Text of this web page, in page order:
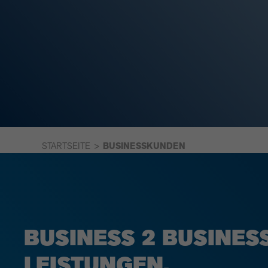
STARTSEITE BUSINESSKUNDEN
BUSINESS 2